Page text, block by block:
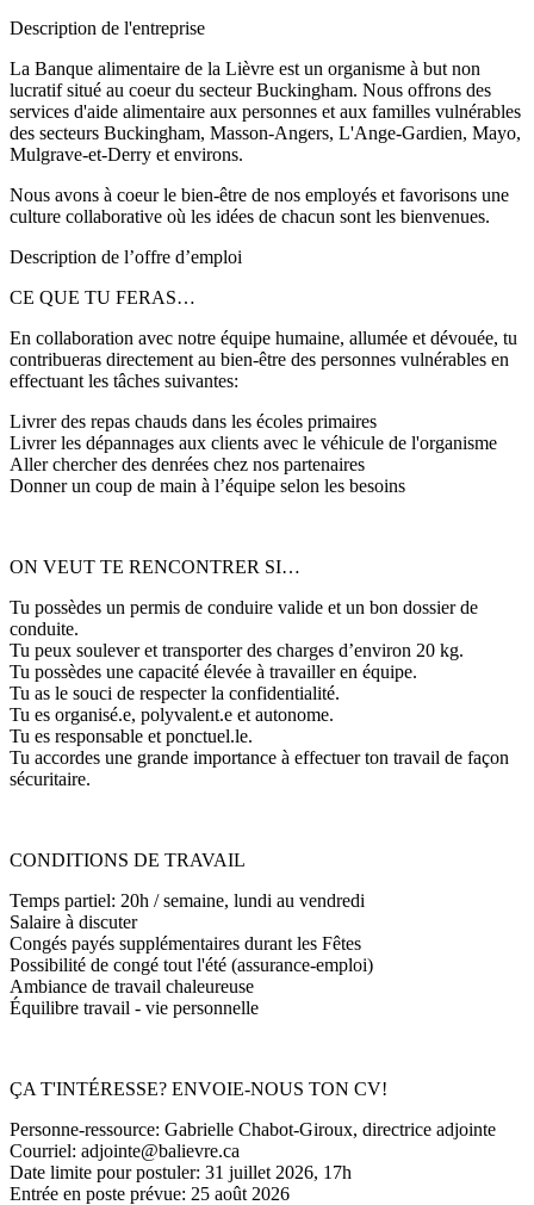
Description de l'entreprise
La Banque alimentaire de la Lièvre est un organisme à but non
lucratif situé au coeur du secteur Buckingham. Nous offrons des
services d'aide alimentaire aux personnes et aux familles vulnérables
des secteurs Buckingham, Masson-Angers, L'Ange-Gardien, Mayo,
Mulgrave-et-Derry et environs.
Nous avons à coeur le bien-être de nos employés et favorisons une
culture collaborative où les idées de chacun sont les bienvenues.
Description de l’offre d’emploi
CE QUE TU FERAS…
En collaboration avec notre équipe humaine, allumée et dévouée, tu
contribueras directement au bien-être des personnes vulnérables en
effectuant les tâches suivantes:
Livrer des repas chauds dans les écoles primaires
Livrer les dépannages aux clients avec le véhicule de l'organisme
Aller chercher des denrées chez nos partenaires
Donner un coup de main à l’équipe selon les besoins
ON VEUT TE RENCONTRER SI…
Tu possèdes un permis de conduire valide et un bon dossier de
conduite.
Tu peux soulever et transporter des charges d’environ 20 kg.
Tu possèdes une capacité élevée à travailler en équipe.
Tu as le souci de respecter la confidentialité.
Tu es organisé.e, polyvalent.e et autonome.
Tu es responsable et ponctuel.le.
Tu accordes une grande importance à effectuer ton travail de façon
sécuritaire.
CONDITIONS DE TRAVAIL
Temps partiel: 20h / semaine, lundi au vendredi
Salaire à discuter
Congés payés supplémentaires durant les Fêtes
Possibilité de congé tout l'été (assurance-emploi)
Ambiance de travail chaleureuse
Équilibre travail - vie personnelle
ÇA T'INTÉRESSE? ENVOIE-NOUS TON CV!
Personne-ressource: Gabrielle Chabot-Giroux, directrice adjointe
Courriel: adjointe@balievre.ca
Date limite pour postuler: 31 juillet 2026, 17h
Entrée en poste prévue: 25 août 2026